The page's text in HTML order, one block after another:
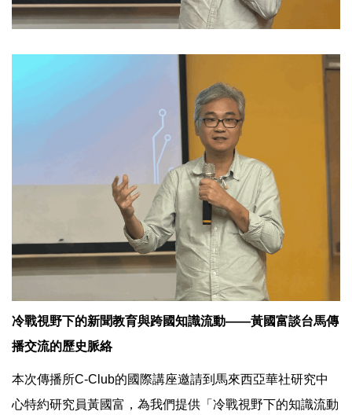
冷戰視野下的新聞教育與跨國知識流動——黃國富談台馬傳
播交流的歷史脈絡
本次傳播所C-Club的國際講座邀請到馬來西亞華社研究中
心特約研究員黃國富，為我們提供「冷戰視野下的知識流動